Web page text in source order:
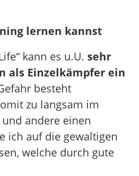
lernen kannst
kann es u.U. sehr
als Einzelkämpfer ein
besteht
zu langsam im
andere einen
ich auf die gewaltigen
welche durch gute